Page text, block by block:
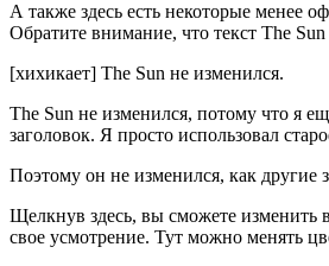
А также здесь есть некоторые менее
Обратите внимание, что текст The
[хихикает] The Sun не изменился.
The Sun не изменился, потому что я
заголовок. Я просто использовал
Поэтому он не изменился, как другие
Щелкнув здесь, вы сможете изменить
свое усмотрение. Тут можно менять